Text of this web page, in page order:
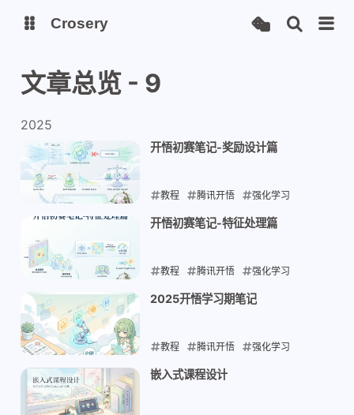
博客
Crosery
文章总览 - 9
2025
开悟初赛笔记-奖励设计篇
教程 腾讯开悟 强化学习
2025-07-27
开悟初赛笔记-特征处理篇
教程 腾讯开悟 强化学习
2025-07-26
2025开悟学习期笔记
教程 腾讯开悟 强化学习
2025-07-16
嵌入式课程设计